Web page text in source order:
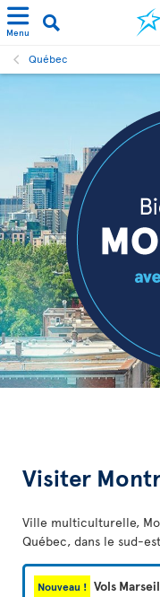
Menu
Québec
Visiter
Ville multiculturelle,
Québec, dans le sud-
Nouveau ! Vols